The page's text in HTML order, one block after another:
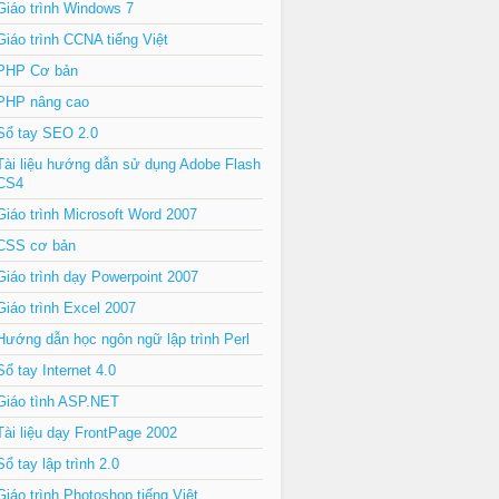
trình Windows 7
trình CCNA tiếng Việt
Cơ bản
nâng cao
tay SEO 2.0
liệu hướng dẫn sử dụng Adobe Flash
trình Microsoft Word 2007
cơ bản
trình dạy Powerpoint 2007
trình Excel 2007
dẫn học ngôn ngữ lập trình Perl
tay Internet 4.0
tình ASP.NET
liệu dạy FrontPage 2002
tay lập trình 2.0
trình Photoshop tiếng Việt